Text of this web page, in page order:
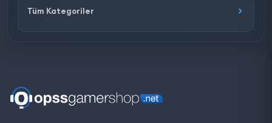
Tüm Kategoriler